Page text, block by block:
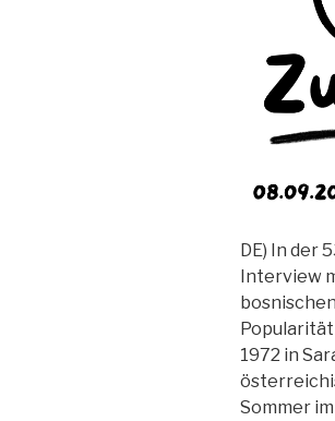
DE) In der
Interview
1972 in
Sommer